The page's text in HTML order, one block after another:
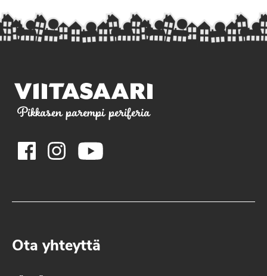
Pikkasen parempi periferia
Ota yhteyttä